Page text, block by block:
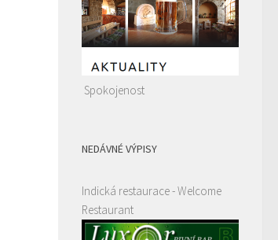
Spokojenost
NEDÁVNÉ VÝPISY
Indická restaurace - Welcome
Restaurant